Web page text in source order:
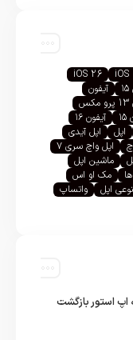
iOS 26
آیفون
آیفون ۱۶
اپل
اپل آیدی
اپل واچ سری ۷
ماشین اپل
مک او اس
اپل
واتساپ
استور بازگشت